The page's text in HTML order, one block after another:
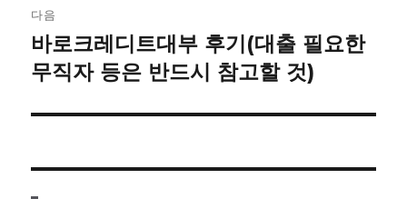
이
션
다음
다
음
바로크레디트대부 후기(대출 필요한
무직자 등은 반드시 참고할 것)